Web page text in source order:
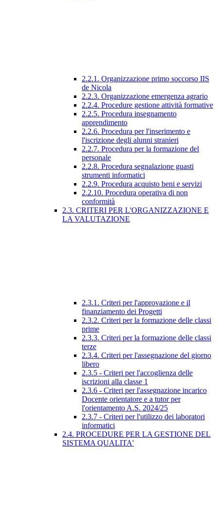
2.2.1. Organizzazione primo soccorso IIS
de Nicola
2.2.3. Organizzazione emergenza agrario
2.2.4. Procedure gestione attività formative
2.2.5. Procedura insegnamento
apprendimento
2.2.6. Procedura per l'inserimento e
l'iscrizione degli alunni stranieri
2.2.7. Procedura per la formazione del
personale
2.2.8. Procedura segnalazione guasti
strumenti informatici
2.2.9. Procedura acquisto beni e servizi
2.2.10. Procedura operativa di non
conformità
2.3. CRITERI PER L'ORGANIZZAZIONE E
LA VALUTAZIONE
2.3.1. Criteri per l'approvazione e il
finanziamento dei Progetti
2.3.2. Criteri per la formazione delle classi
prime
2.3.3. Criteri per la formazione delle classi
terze
2.3.4. Criteri per l'assegnazione del giorno
libero
2.3.5 - Criteri per l'accoglienza delle
iscrizioni alla classe 1
2.3.6 - Criteri per l'assegnazione incarico
Docente orientatore e a tutor per
l'orientamento A.S. 2024/25
2.3.7 - Criteri per l'utilizzo dei laboratori
informatici
2.4. PROCEDURE PER LA GESTIONE DEL
SISTEMA QUALITA'